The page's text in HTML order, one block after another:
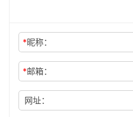
*昵称：
*邮箱：
网址：